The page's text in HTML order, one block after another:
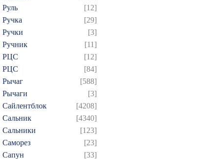
Руль
[12]
Ручка
[29]
Ручки
[3]
Ручник
[11]
РЦC
[12]
РЦС
[84]
Рычаг
[588]
Рычаги
[3]
Сайлентблок
[4208]
Сальник
[4340]
Сальники
[123]
Саморез
[23]
Сапун
[33]